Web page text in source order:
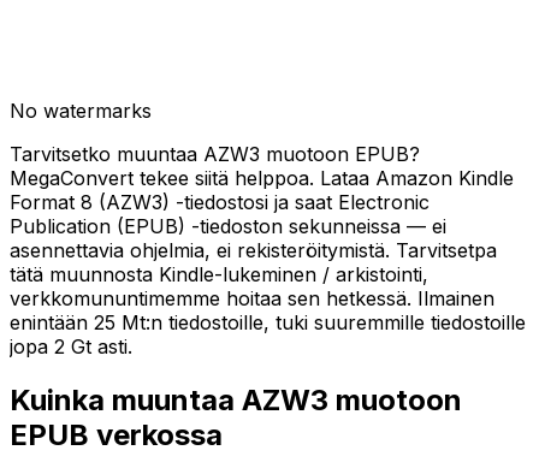
No watermarks
Tarvitsetko muuntaa AZW3 muotoon EPUB?
MegaConvert tekee siitä helppoa. Lataa Amazon Kindle
Format 8 (AZW3) -tiedostosi ja saat Electronic
Publication (EPUB) -tiedoston sekunneissa — ei
asennettavia ohjelmia, ei rekisteröitymistä. Tarvitsetpa
tätä muunnosta Kindle-lukeminen / arkistointi,
verkkomununtimemme hoitaa sen hetkessä. Ilmainen
enintään 25 Mt:n tiedostoille, tuki suuremmille tiedostoille
jopa 2 Gt asti.
Kuinka muuntaa AZW3 muotoon
EPUB verkossa